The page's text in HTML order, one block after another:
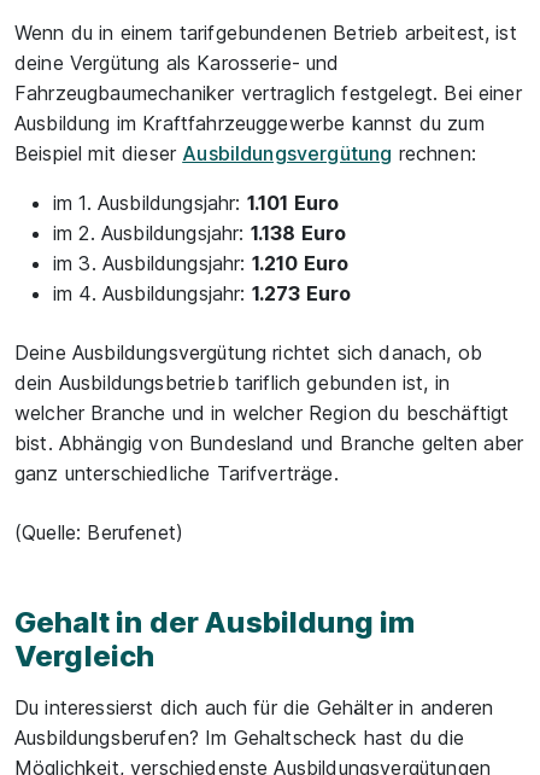
Wenn du in einem tarifgebundenen Betrieb arbeitest, ist
deine Vergütung als Karosserie- und
Fahrzeugbaumechaniker vertraglich festgelegt. Bei einer
Ausbildung im Kraftfahrzeuggewerbe kannst du zum
Beispiel mit dieser Ausbildungsvergütung rechnen:
im 1. Ausbildungsjahr: 1.101 Euro
im 2. Ausbildungsjahr: 1.138 Euro
im 3. Ausbildungsjahr: 1.210 Euro
im 4. Ausbildungsjahr: 1.273 Euro
Deine Ausbildungsvergütung richtet sich danach, ob
dein Ausbildungsbetrieb tariflich gebunden ist, in
welcher Branche und in welcher Region du beschäftigt
bist. Abhängig von Bundesland und Branche gelten aber
ganz unterschiedliche Tarifverträge.
(Quelle: Berufenet)
Gehalt in der Ausbildung im
Vergleich
Du interessierst dich auch für die Gehälter in anderen
Ausbildungsberufen? Im Gehaltscheck hast du die
Möglichkeit, verschiedenste Ausbildungsvergütungen